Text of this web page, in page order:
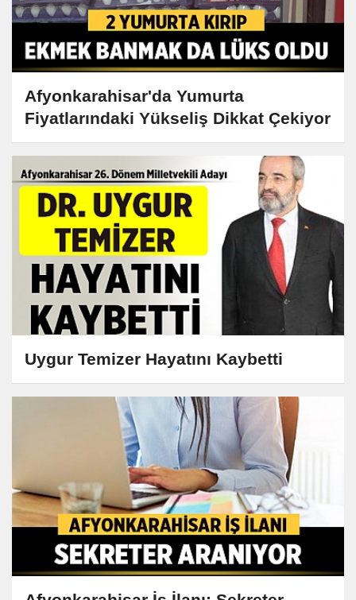
Afyonkarahisar'da Yumurta
Fiyatlarındaki Yükseliş Dikkat Çekiyor
Uygur Temizer Hayatını Kaybetti